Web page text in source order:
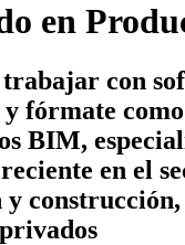
en
con
y fórmate
BIM,
en el
construcción,